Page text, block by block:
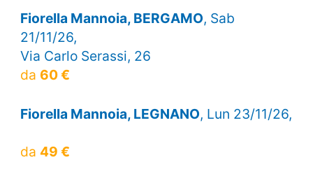
Fiorella Mannoia, BERGAMO, Sab
21/11/26,
Via Carlo Serassi, 26
da 60 €
Fiorella Mannoia, LEGNANO, Lun 23/11/26,
da 49 €